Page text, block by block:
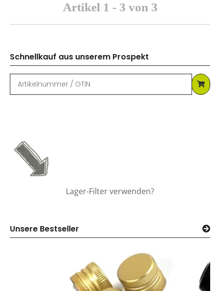
Artikel 1 - 3 von 3
Schnellkauf aus unserem Prospekt
Lager-Filter verwenden?
Unsere Bestseller